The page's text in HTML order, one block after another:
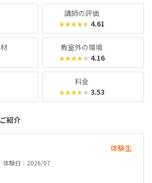
の手この手で子どもの関心を引き付けてく
。モダンな雰囲気や最先端の科学トピック
におすすめといえるでしょう。
講師の評価
★★★★★ 4.61
教室外の環境
★★★★★ 4.16
料金
★★★★★ 3.53
紹介
体験生
体験日：2026/07